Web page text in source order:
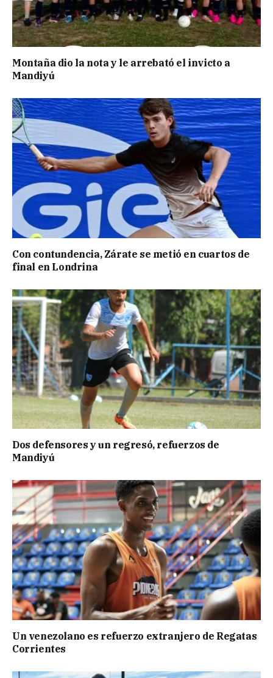
Montaña dio la nota y le arrebató el invicto a
Mandiyú
Con contundencia, Zárate se metió en cuartos de
final en Londrina
Dos defensores y un regresó, refuerzos de
Mandiyú
Un venezolano es refuerzo extranjero de Regatas
Corrientes